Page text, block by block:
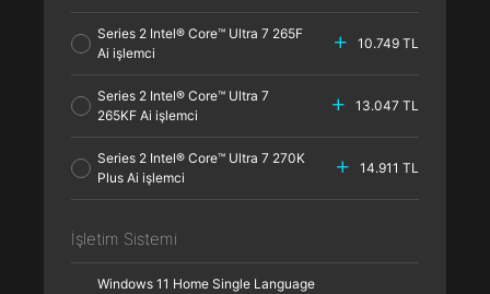
Series 2 Intel® Core™ Ultra 7 265F
Ai işlemci
10.749 TL
Series 2 Intel® Core™ Ultra 7
265KF Ai işlemci
13.047 TL
Series 2 Intel® Core™ Ultra 7 270K
Plus Ai işlemci
14.911 TL
İşletim Sistemi
Windows 11 Home Single Language